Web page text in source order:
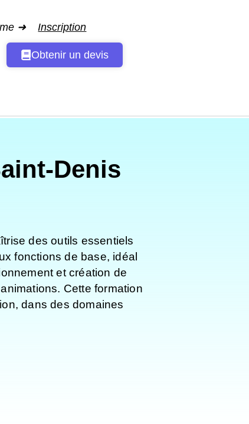
➜ Inscription
Obtenir un devis
Denis
des outils essentiels
fonctions de base, idéal
et création de
Cette formation
dans des domaines